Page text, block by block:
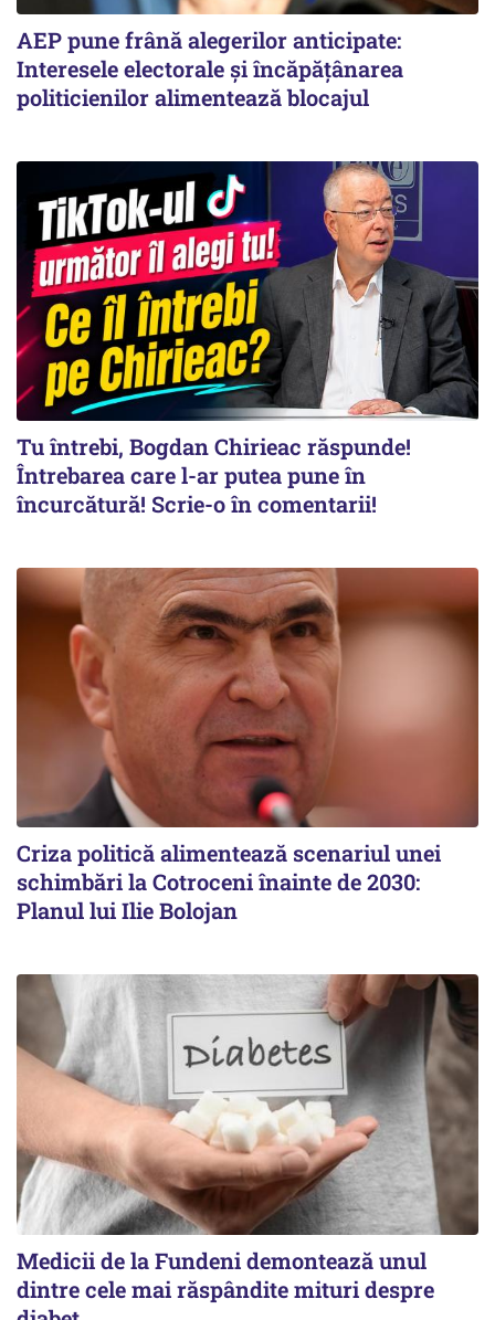
AEP pune frână alegerilor anticipate:
Interesele electorale și încăpățânarea
politicienilor alimentează blocajul
Tu întrebi, Bogdan Chirieac răspunde!
Întrebarea care l-ar putea pune în
încurcătură! Scrie-o în comentarii!
Criza politică alimentează scenariul unei
schimbări la Cotroceni înainte de 2030:
Planul lui Ilie Bolojan
Medicii de la Fundeni demontează unul
dintre cele mai răspândite mituri despre